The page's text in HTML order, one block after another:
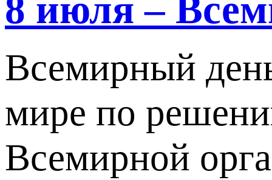
8 июля –
Всемирный
мире по
Всемирной